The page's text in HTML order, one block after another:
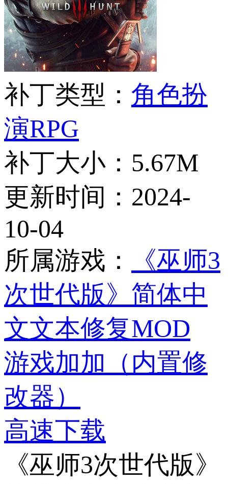
补丁类型： 角色扮
演RPG
补丁大小： 5.67M
更新时间： 2024-
10-04
所属游戏：
《巫师3
次世代版》简体中
文文本修复MOD
游戏加加（内置修
改器）
高速下载
《巫师3次世代版》